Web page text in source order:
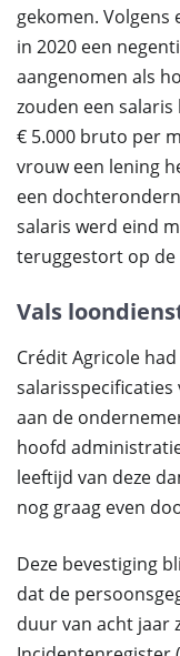
gekomen.
in 2020 een
aangenomen als
zouden een
€ 5.000 bruto per
vrouw een lening
een
salaris werd eind
teruggestort op de
Vals
Crédit Agricole
salarisspecificaties
aan de
hoofd
leeftijd van deze
nog graag even
Deze bevestiging
dat de
duur van acht jaar